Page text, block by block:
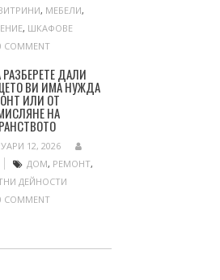
, МЕБЕЛИ,
, ШКАФОВЕ
COMMENT
ДАЛИ
ВИ ИМА НУЖДА
ИЛИ ОТ
НА
12, 2026
ДОМ, РЕМОНТ,
ДЕЙНОСТИ
COMMENT